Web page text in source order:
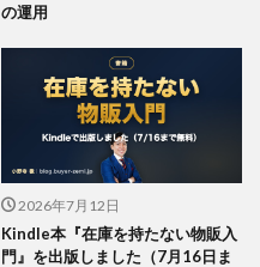
の運用
2026年7月12日
Kindle本『在庫を持たない物販入
門』を出版しました（7月16日ま